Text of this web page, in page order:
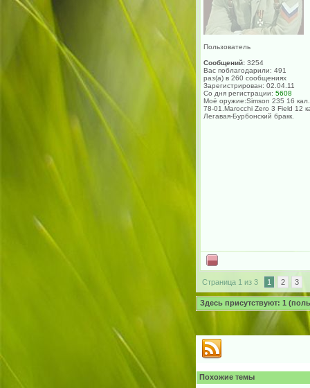
Пользователь
Сообщений: 3254
Вас поблагодарили: 491
раз(а) в 260 сообщениях
Зарегистрирован: 02.04.11
Со дня регистрации: 5608
Моё оружие:Simson 235 16
78-01.Marocchi Zero 3 Field 12
Легавая-Бурбонский бракк.
Страница 1 из 3 1 2 3
Здесь присутствуют: 1
Похожие темы